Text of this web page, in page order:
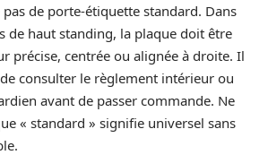
de porte-étiquette standard. Dans
de haut standing, la plaque doit être
précise, centrée ou alignée à droite. Il
consulter le règlement intérieur ou
avant de passer commande. Ne
« standard » signifie universel sans